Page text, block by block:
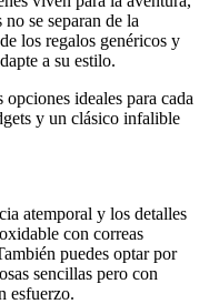
se separan de la
los regalos genéricos y
a su estilo.
ideales para cada
y un clásico infalible
atemporal y los detalles
con correas
puedes optar por
sencillas pero con
esfuerzo.